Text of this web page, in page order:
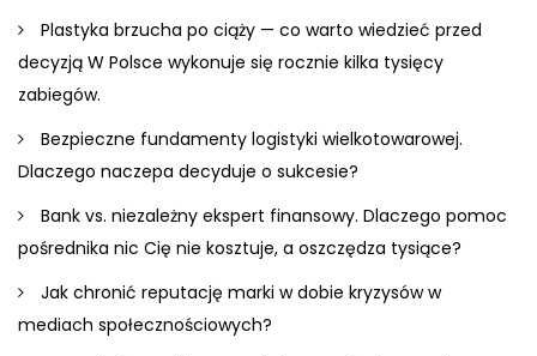
Plastyka brzucha po ciąży — co warto wiedzieć przed
decyzją W Polsce wykonuje się rocznie kilka tysięcy
zabiegów.
Bezpieczne fundamenty logistyki wielkotowarowej.
Dlaczego naczepa decyduje o sukcesie?
Bank vs. niezależny ekspert finansowy. Dlaczego pomoc
pośrednika nic Cię nie kosztuje, a oszczędza tysiące?
Jak chronić reputację marki w dobie kryzysów w
mediach społecznościowych?